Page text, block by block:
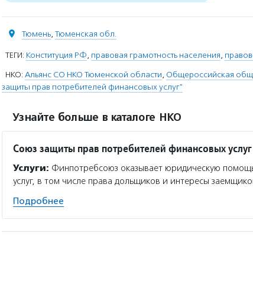
Тюмень, Тюменская обл.
ТЕГИ: Конституция РФ, правовая грамотность населения,
НКО: Альянс СО НКО Тюменской области, Общероссийская
защиты прав потребителей финансовых услуг"
Узнайте больше в каталоге НКО
Союз защиты прав потребителей финансовых услуг
Услуги: Финпотребсоюз оказывает юридическую
услуг, в том числе права дольщиков и интересы
Подробнее